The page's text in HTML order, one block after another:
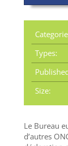
Types:
Size:
Le Bureau
d’autres